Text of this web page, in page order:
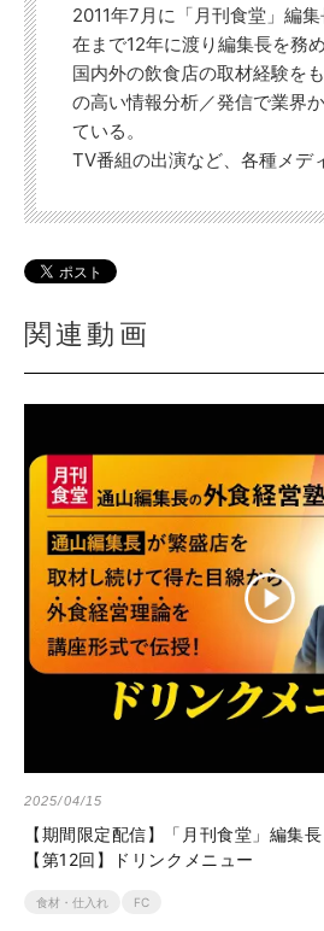
2011年7月に「月刊食堂」編
在まで12年に渡り編集長を務め
国内外の飲食店の取材経験を
の高い情報分析／発信で業界
ている。
TV番組の出演など、各種メデ
関連動画
2025/04/15
【期間限定配信】「月刊食堂」編集
【第12回】ドリンクメニュー
食材・仕入れ FC